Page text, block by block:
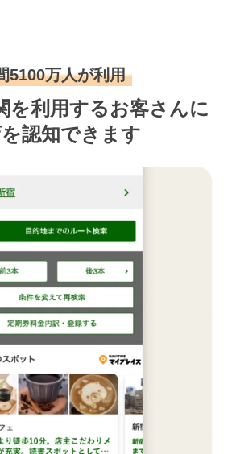
5100万人が利用
を利用するお客さんに
認知できます